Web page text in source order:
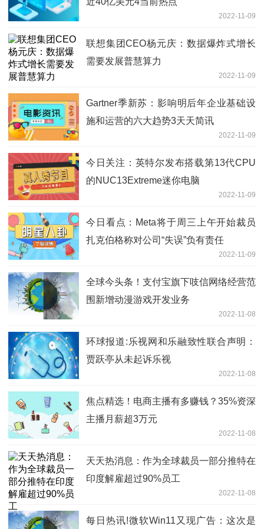
2022-11-09
联想集团CEO杨元庆：数据爆炸式增长
需要发展普慧算力
2022-11-09
Gartner季新苏：影响明后年企业基础设
施和运营的六大趋势3天天简讯
2022-11-09
今日关注：英特尔发布搭载第13代CPU
的NUC13Extreme迷你电脑
2022-11-09
今日看点：Meta将于周三上午开始裁员
扎克伯格称对公司“失误”负有责任
2022-11-09
全球今头条！支付宝旗下吱信网络经营范
围新增动漫游戏开发业务
2022-11-08
环球报道:乐视网和乐融致性联合声明：
贾跃亭从未起诉乐视
2022-11-08
焦点精选！电商主播有多赚钱？35%资深
主播月薪超3万元
2022-11-08
天天热消息：作为全球裁员一部分推特在
印度解雇超过90%员工
2022-11-08
每日热讯!微软Win11又现广告：这次是